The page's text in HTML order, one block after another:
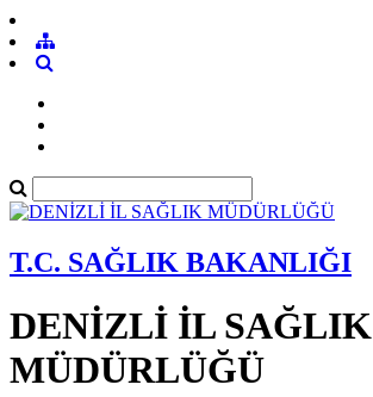
T.C. SAĞLIK BAKANLIĞI
DENİZLİ İL SAĞLIK
MÜDÜRLÜĞÜ